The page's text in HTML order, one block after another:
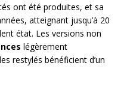
ont été produites, et sa
atteignant jusqu’à 20
état. Les versions non
légèrement
restylés bénéficient d’un